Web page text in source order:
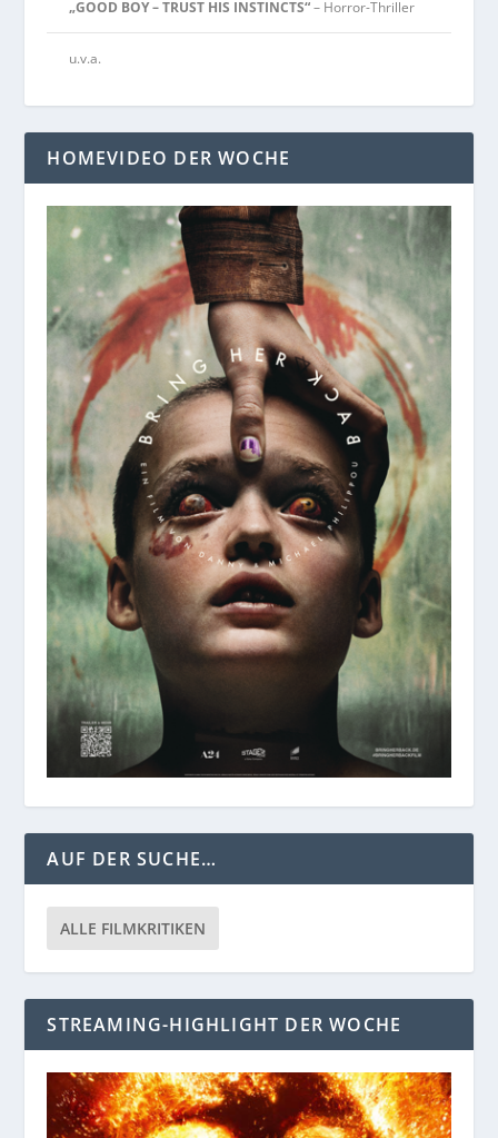
„GOOD BOY – TRUST HIS INSTINCTS“– Horror-Thriller
u.v.a.
HOMEVIDEO DER WOCHE
AUF DER SUCHE…
ALLE FILMKRITIKEN
STREAMING-HIGHLIGHT DER WOCHE